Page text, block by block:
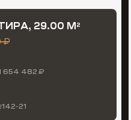
29.00 М2
₽
654 482 ₽
21